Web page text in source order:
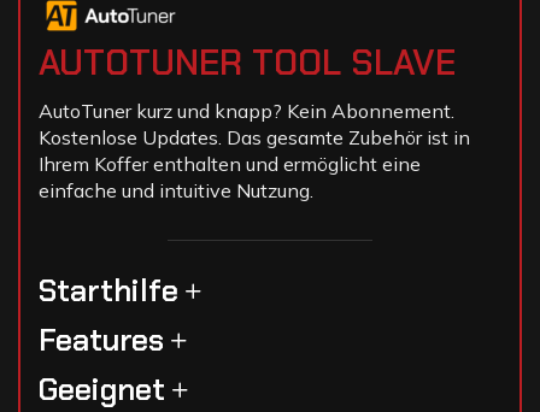
AUTOTUNER TOOL SLAVE
AutoTuner kurz und knapp? Kein Abonnement.
Kostenlose Updates. Das gesamte Zubehör ist in
Ihrem Koffer enthalten und ermöglicht eine
einfache und intuitive Nutzung.
Starthilfe
Features
Geeignet